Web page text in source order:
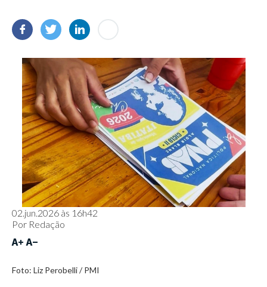
02.jun.2026 às 16h42
Por Redação
Foto: Liz Perobelli / PMI